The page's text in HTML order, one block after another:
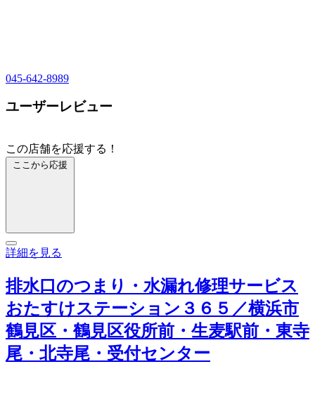
045-642-8989
ユーザーレビュー
この店舗を応援する！
ここから応援
詳細を見る
排水口のつまり・水漏れ修理サービス
おたすけステーション３６５／横浜市
鶴見区・鶴見区役所前・生麦駅前・東寺
尾・北寺尾・受付センター